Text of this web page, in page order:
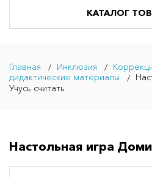
КАТАЛОГ
Главная Инклюзия
дидактические материалы
Учусь считать
Настольная игра